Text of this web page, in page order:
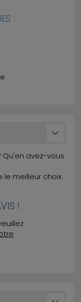
:
Qu'en avez-vous
le meilleur choix.
!